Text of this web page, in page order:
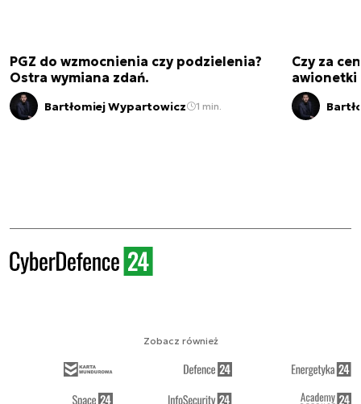
PGZ do wzmocnienia czy podzielenia?
Ostra wymiana zdań.
Bartłomiej Wypartowicz 1 min.
Czy za
awionetki
Zobacz również